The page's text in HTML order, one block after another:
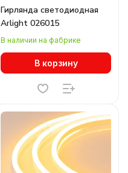
Гирлянда светодиодная
Arlight 026015
В наличии на фабрике
В корзину